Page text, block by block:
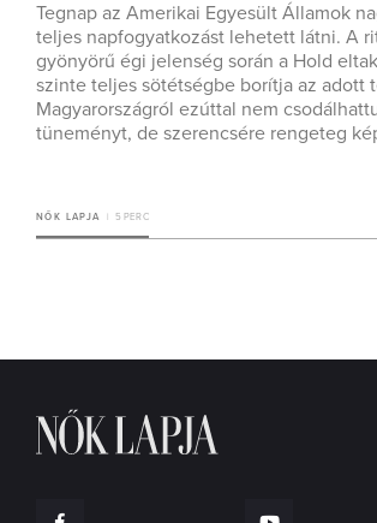
Tegnap az Amerikai Egyesült Államok
teljes napfogyatkozást lehetett látni. A
gyönyörű égi jelenség során a Hold
szinte teljes sötétségbe borítja az adott
Magyarországról ezúttal nem
tüneményt, de szerencsére rengeteg
NŐK LAPJA 5 PERC